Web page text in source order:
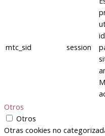
mtc_sid session
Otros
Otros
Otras cookies no